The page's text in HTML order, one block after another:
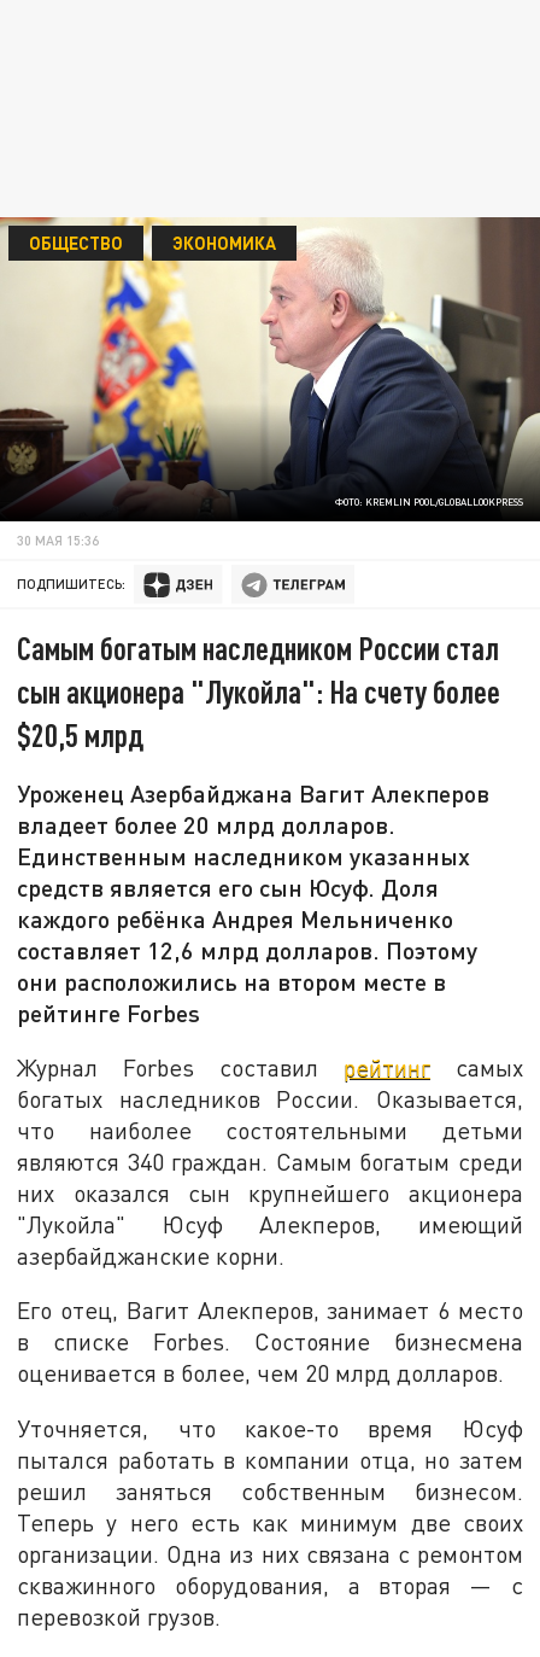
ФОТО: KREMLIN POOL/GLOBALLOOKPRESS
ОБЩЕСТВО ЭКОНОМИКА
30 МАЯ 15:36
ПОДПИШИТЕСЬ:
Самым богатым наследником России стал
сын акционера "Лукойла": На счету более
$20,5 млрд
Уроженец Азербайджана Вагит Алекперов
владеет более 20 млрд долларов.
Единственным наследником указанных
средств является его сын Юсуф. Доля
каждого ребёнка Андрея Мельниченко
составляет 12,6 млрд долларов. Поэтому
они расположились на втором месте в
рейтинге Forbes
Журнал Forbes составил рейтингсамых
богатых наследников России. Оказывается,
что наиболее состоятельными детьми
являются 340 граждан. Самым богатым среди
них оказался сын крупнейшего акционера
"Лукойла" Юсуф Алекперов, имеющий
азербайджанские корни.
Его отец, Вагит Алекперов, занимает 6 место
в списке Forbes. Состояние бизнесмена
оценивается в более, чем 20 млрд долларов.
Уточняется, что какое-то время Юсуф
пытался работать в компании отца, но затем
решил заняться собственным бизнесом.
Теперь у него есть как минимум две своих
организации. Одна из них связана с ремонтом
скважинного оборудования, а вторая — с
перевозкой грузов.